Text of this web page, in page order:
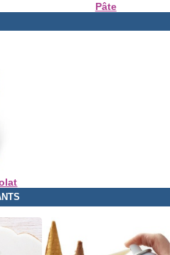
Pâte